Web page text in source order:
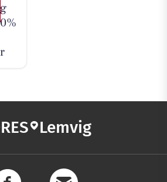
Lemvig